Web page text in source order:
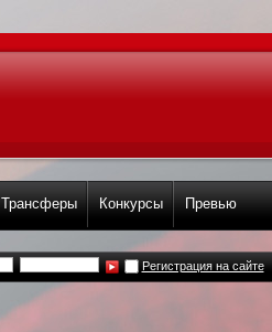
Трансферы Конкурсы Превью
Регистрация на сайте